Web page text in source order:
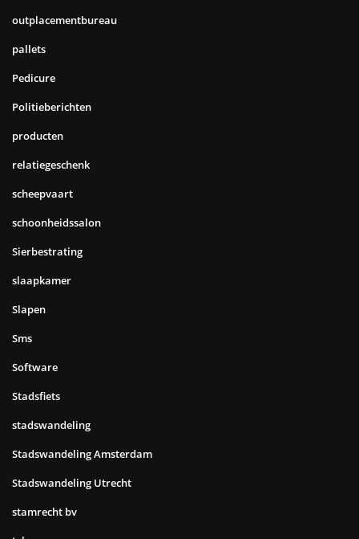
outplacementbureau
pallets
Pedicure
Politieberichten
producten
relatiegeschenk
scheepvaart
schoonheidssalon
Sierbestrating
slaapkamer
Slapen
Sms
Software
Stadsfiets
stadswandeling
Stadswandeling Amsterdam
Stadswandeling Utrecht
stamrecht bv